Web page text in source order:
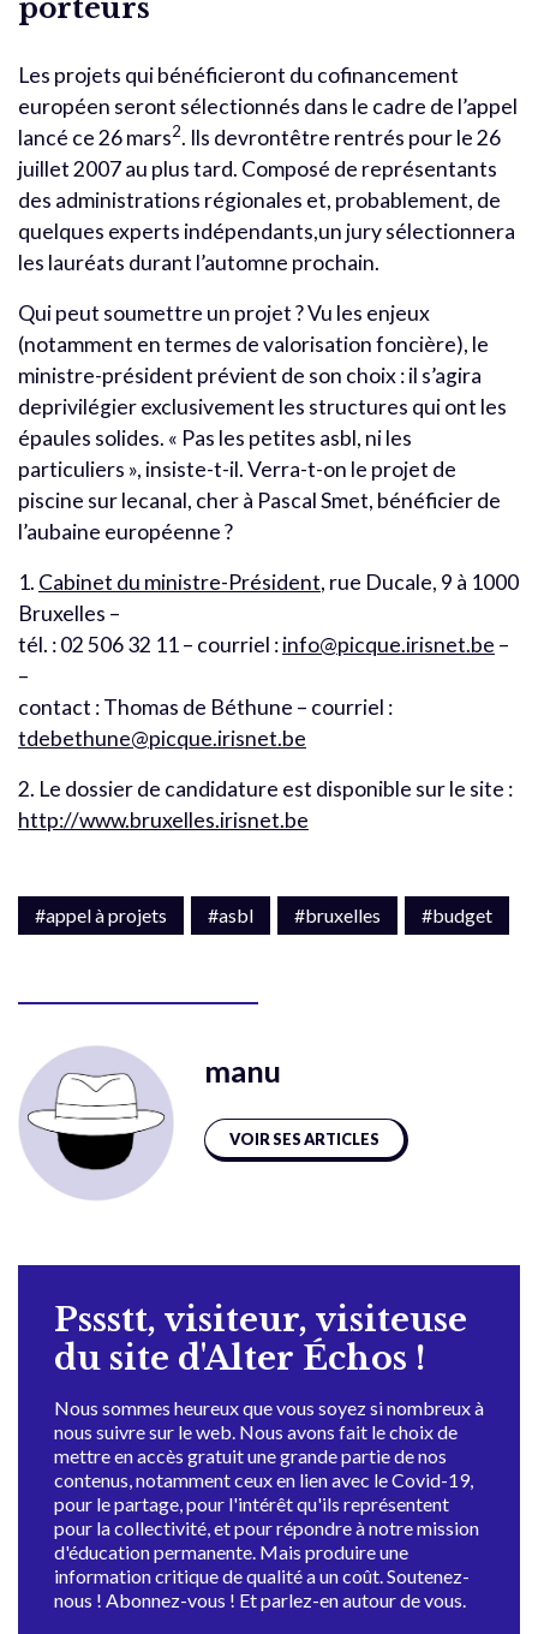
porteurs
Les projets qui bénéficieront du cofinancement
européen seront sélectionnés dans le cadre de l’appel
lancé ce 26 mars2. Ils devrontêtre rentrés pour le 26
juillet 2007 au plus tard. Composé de représentants
des administrations régionales et, probablement, de
quelques experts indépendants,un jury sélectionnera
les lauréats durant l’automne prochain.
Qui peut soumettre un projet ? Vu les enjeux
(notamment en termes de valorisation foncière), le
ministre-président prévient de son choix : il s’agira
deprivilégier exclusivement les structures qui ont les
épaules solides. « Pas les petites asbl, ni les
particuliers », insiste-t-il. Verra-t-on le projet de
piscine sur lecanal, cher à Pascal Smet, bénéficier de
l’aubaine européenne ?
1. Cabinet du ministre-Président, rue Ducale, 9 à 1000
Bruxelles –
tél. : 02 506 32 11 – courriel :info@picque.irisnet.be –
–
contact : Thomas de Béthune – courriel :
tdebethune@picque.irisnet.be
2. Le dossier de candidature est disponible sur le site :
http://www.bruxelles.irisnet.be
#appel à projets #asbl #bruxelles #budget
manu
VOIR SES ARTICLES
Pssstt, visiteur, visiteuse
du site d'Alter Échos !
Nous sommes heureux que vous soyez si nombreux à
nous suivre sur le web. Nous avons fait le choix de
mettre en accès gratuit une grande partie de nos
contenus, notamment ceux en lien avec le Covid-19,
pour le partage, pour l'intérêt qu'ils représentent
pour la collectivité, et pour répondre à notre mission
d'éducation permanente. Mais produire une
information critique de qualité a un coût. Soutenez-
nous ! Abonnez-vous ! Et parlez-en autour de vous.